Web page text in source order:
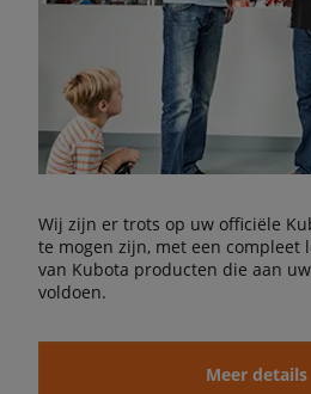
Wij zijn er trots op uw officiële
te mogen zijn, met een compleet
van Kubota producten die aan
voldoen.
Meer details